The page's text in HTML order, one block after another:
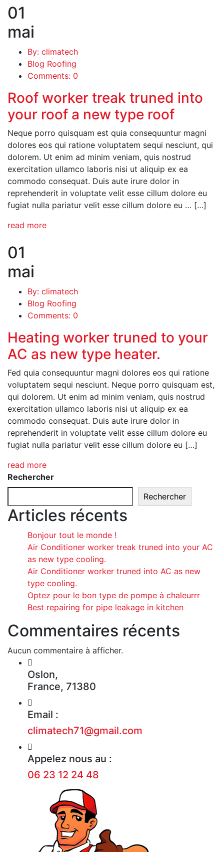
01
mai
By: climatech
Blog Roofing
Comments: 0
Roof worker treak truned into
your roof a new type roof
Neque porro quisquam est quia consequuntur magni
dolores eos qui ratione voluptatem sequi nesciunt, qui
dolorem. Ut enim ad minim veniam, quis nostrud
exercitation ullamco laboris nisi ut aliquip ex ea
commodo consequat. Duis aute irure dolor in
reprehenderit in voluptate velit esse cillum dolore eu
fugiat nulla pariatur velit esse cillum dolore eu … […]
read more
01
mai
By: climatech
Blog Roofing
Comments: 0
Heating worker truned to your
AC as new type heater.
Fed quia consequuntur magni dolores eos qui ratione
voluptatem sequi nesciunt. Neque porro quisquam est,
qui dolorem. Ut enim ad minim veniam, quis nostrud
exercitation ullamco laboris nisi ut aliquip ex ea
commodo consequat. Duis aute irure dolor in
reprehenderit in voluptate velit esse cillum dolore eu
fugiat nulla pariatur velit esse cillum dolore eu […]
read more
Rechercher
Rechercher
Articles récents
Bonjour tout le monde !
Air Conditioner worker treak truned into your AC
as new type cooling.
Air Conditioner worker truned into AC as new
type cooling.
Optez pour le bon type de pompe à chaleurrr
Best repairing for pipe leakage in kitchen
Commentaires récents
Aucun commentaire à afficher.
Oslon,
France, 71380
Email :
climatech71@gmail.com
Appelez nous au :
06 23 12 24 48